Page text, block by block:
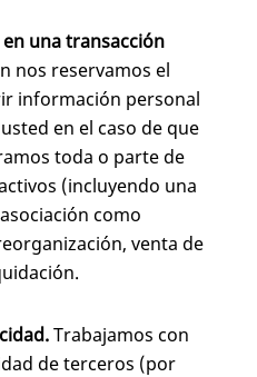
una transacción
nos reservamos el
información personal
en el caso de que
toda o parte de
(incluyendo una
como
venta de
Trabajamos con
de terceros (por